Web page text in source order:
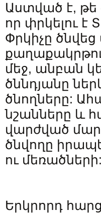
Աստված է, թե
որ փրկելու է
Փրկիչը
մեջ, անբան
ծննդյանը
ծնողները:
նշանները և
վարժված
ծնվողը
ու մեռածների:
Երկրորդ